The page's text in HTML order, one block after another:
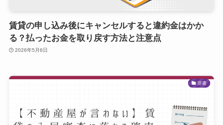
賃貸の申し込み後にキャンセルすると違約金はかか
る？払ったお金を取り戻す方法と注意点
2026年5月6日
辞書